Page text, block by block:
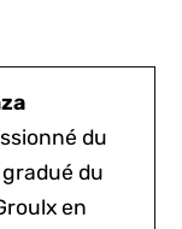
du
du
en